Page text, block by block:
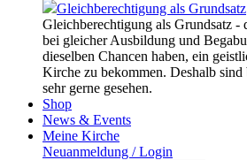
Gleichberechtigung als Grundsatz
Gleichberechtigung als Grundsatz -
bei gleicher Ausbildung und
dieselben Chancen haben, ein
Kirche zu bekommen. Deshalb sind
sehr gerne gesehen.
Shop
News & Events
Meine Kirche
Neuanmeldung / Login